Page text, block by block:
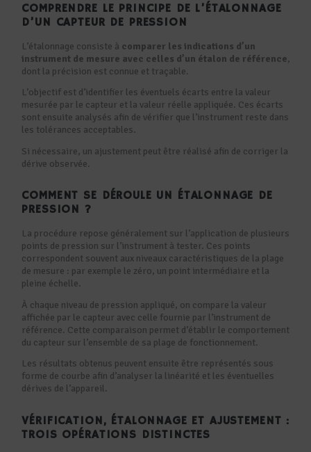
COMPRENDRE LE PRINCIPE DE L’ÉTALONNAGE
D’UN CAPTEUR DE PRESSION
L’étalonnage consiste à comparer les indications d’un
instrument de mesure avec celles d’un étalon de référence,
dont la précision est connue et traçable.
L’objectif est d’identifier les éventuels écarts entre la valeur
mesurée par le capteur et la valeur réelle appliquée. Ces écarts
sont ensuite analysés afin de vérifier que l’instrument reste dans
les tolérances acceptables.
Si nécessaire, un ajustement peut être réalisé afin de corriger la
dérive observée.
COMMENT SE DÉROULE UN ÉTALONNAGE DE
PRESSION ?
La procédure repose généralement sur l’application de plusieurs
points de pression sur l’instrument à tester. Ces points
correspondent souvent aux niveaux caractéristiques de la plage
de mesure : par exemple le zéro, un point intermédiaire et la
pleine échelle.
À chaque niveau de pression appliqué, on compare la valeur
affichée par le capteur avec celle fournie par l’instrument de
référence. Cette comparaison permet d’établir le comportement
du capteur sur l’ensemble de sa plage de fonctionnement.
Les résultats obtenus peuvent ensuite être représentés sous
forme de courbe afin d’analyser la linéarité et les éventuelles
dérives de l’appareil.
VÉRIFICATION, ÉTALONNAGE ET AJUSTEMENT :
TROIS OPÉRATIONS DISTINCTES